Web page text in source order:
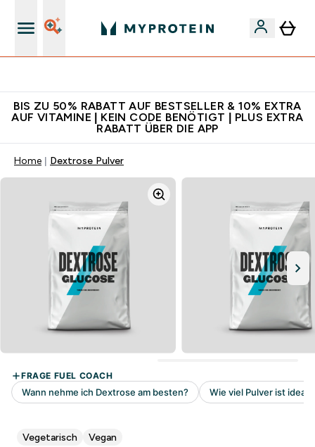
BIS ZU 50% RABATT AUF BESTSELLER & 10% EXTRA
AUF VITAMINE | KEIN CODE BENÖTIGT | PLUS EXTRA
RABATT ÜBER DIE APP
Home Dextrose Pulver
Vegetarisch Vegan